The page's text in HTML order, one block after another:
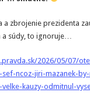
a zbrojenie prezidenta
a súdy, to ignoruje…
2026/05/07/
ncoz-jiri-mazanek-
kauzy-odmitnul-